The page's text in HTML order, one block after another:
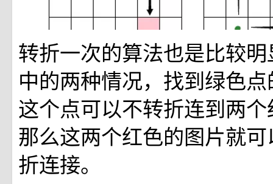
转折一次的算法也是比较
中的两种情况，找到绿色
这个点可以不转折连到两
那么这两个红色的图片就
折连接。